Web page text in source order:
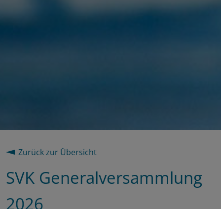
Zurück zur Übersicht
SVK Generalversammlung
2026